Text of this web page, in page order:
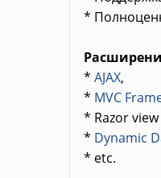
*
* AJAX,
* MVC
* Razor
* Dynamic
* etc.